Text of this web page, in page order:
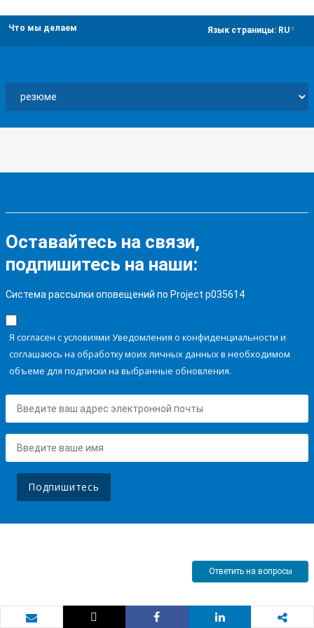
Что мы делаем Язык страницы: RU
Оставайтесь на связи,
подпишитесь на наши:
Система рассылки оповещений по Project p035614
Я согласен с условиями Уведомления о конфиденциальности и
соглашаюсь на обработку моих личных данных в необходимом
объеме для подписки на выбранные обновления.
Подпишитесь
Ответить на вопросы